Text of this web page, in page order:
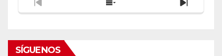
Previous
Episode
Show
Episodes
Next
Episode
SÍGUENOS